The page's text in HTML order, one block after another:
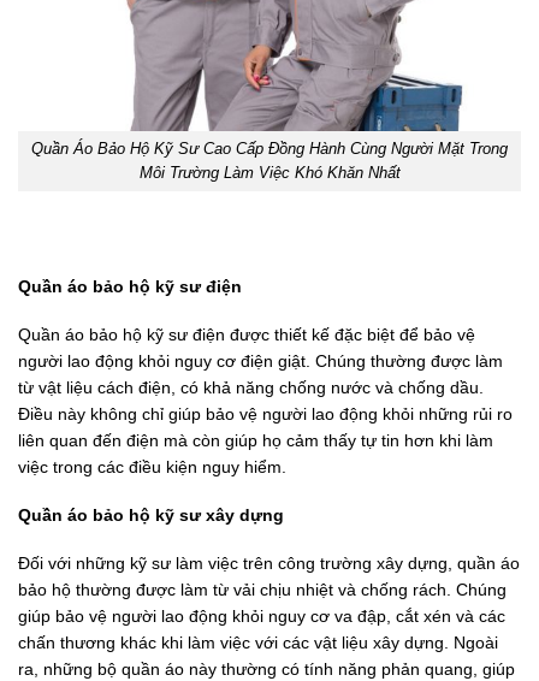
Quần Áo Bảo Hộ Kỹ Sư Cao Cấp Đồng Hành Cùng Người Mặt Trong
Môi Trường Làm Việc Khó Khăn Nhất
Quần áo bảo hộ kỹ sư điện
Quần áo bảo hộ kỹ sư điện được thiết kế đặc biệt để bảo vệ
người lao động khỏi nguy cơ điện giật. Chúng thường được làm
từ vật liệu cách điện, có khả năng chống nước và chống dầu.
Điều này không chỉ giúp bảo vệ người lao động khỏi những rủi ro
liên quan đến điện mà còn giúp họ cảm thấy tự tin hơn khi làm
việc trong các điều kiện nguy hiểm.
Quần áo bảo hộ kỹ sư xây dựng
Đối với những kỹ sư làm việc trên công trường xây dựng, quần áo
bảo hộ thường được làm từ vải chịu nhiệt và chống rách. Chúng
giúp bảo vệ người lao động khỏi nguy cơ va đập, cắt xén và các
chấn thương khác khi làm việc với các vật liệu xây dựng. Ngoài
ra, những bộ quần áo này thường có tính năng phản quang, giúp